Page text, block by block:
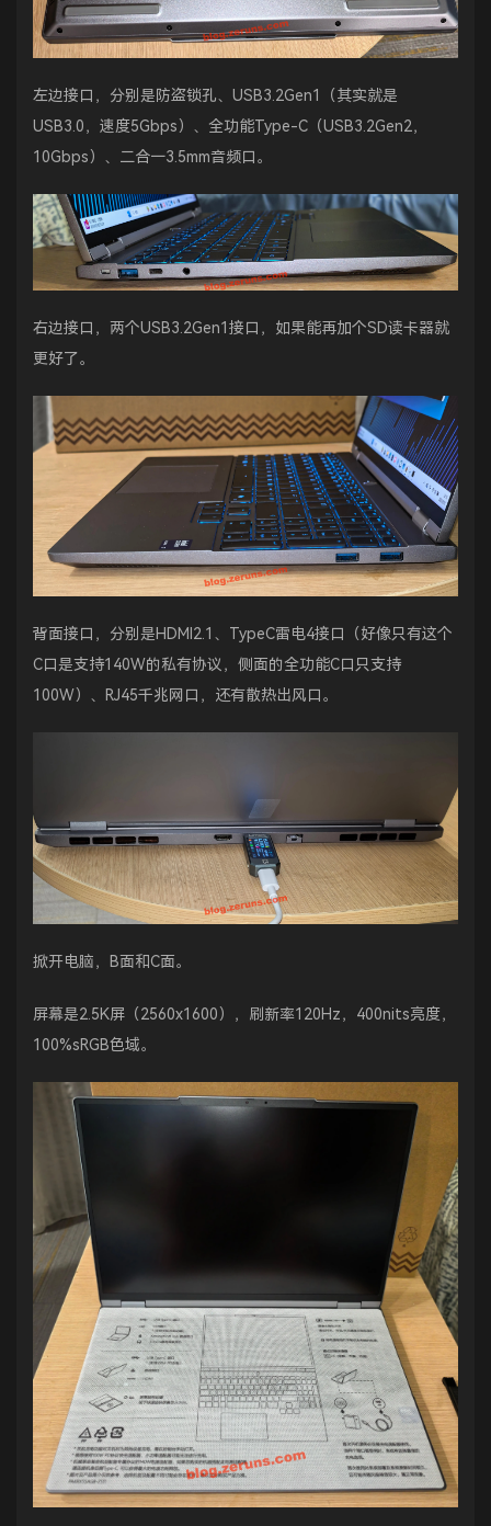
左边接口，分别是防盗锁孔、USB3.2Gen1（其实就是
USB3.0，速度5Gbps）、全功能Type-C（USB3.2Gen2，
10Gbps）、二合一3.5mm音频口。
右边接口，两个USB3.2Gen1接口，如果能再加个SD读卡器就
更好了。
背面接口，分别是HDMI2.1、TypeC雷电4接口（好像只有这个
C口是支持140W的私有协议，侧面的全功能C口只支持
100W）、RJ45千兆网口，还有散热出风口。
掀开电脑，B面和C面。
屏幕是2.5K屏（2560x1600），刷新率120Hz，400nits亮度，
100%sRGB色域。